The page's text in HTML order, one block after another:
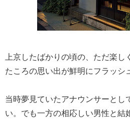
上京したばかりの頃の、ただ楽
たころの思い出が鮮明にフラッシ
当時夢見ていたアナウンサーとし
い。でも一方の相応しい男性と結